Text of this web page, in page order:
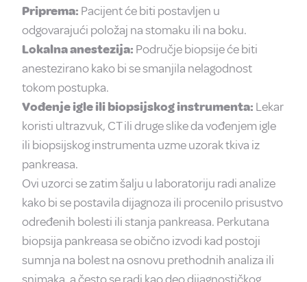
Priprema: Pacijent će biti postavljen u
odgovarajući položaj na stomaku ili na boku.
Lokalna anestezija: Područje biopsije će biti
anestezirano kako bi se smanjila nelagodnost
tokom postupka.
Vođenje igle ili biopsijskog instrumenta: Lekar
koristi ultrazvuk, CT ili druge slike da vođenjem igle
ili biopsijskog instrumenta uzme uzorak tkiva iz
pankreasa.
Ovi uzorci se zatim šalju u laboratoriju radi analize
kako bi se postavila dijagnoza ili procenilo prisustvo
određenih bolesti ili stanja pankreasa. Perkutana
biopsija pankreasa se obično izvodi kad postoji
sumnja na bolest na osnovu prethodnih analiza ili